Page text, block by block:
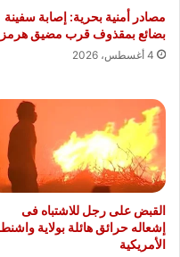
مصادر أمنية بحرية: إصابة سفينة
بضائع بمقذوف قرب مضيق هرمز
4 أغسطس، 2026
القبض على رجل للاشتباه فى
إشعاله حرائق هائلة بولاية
الأمريكية